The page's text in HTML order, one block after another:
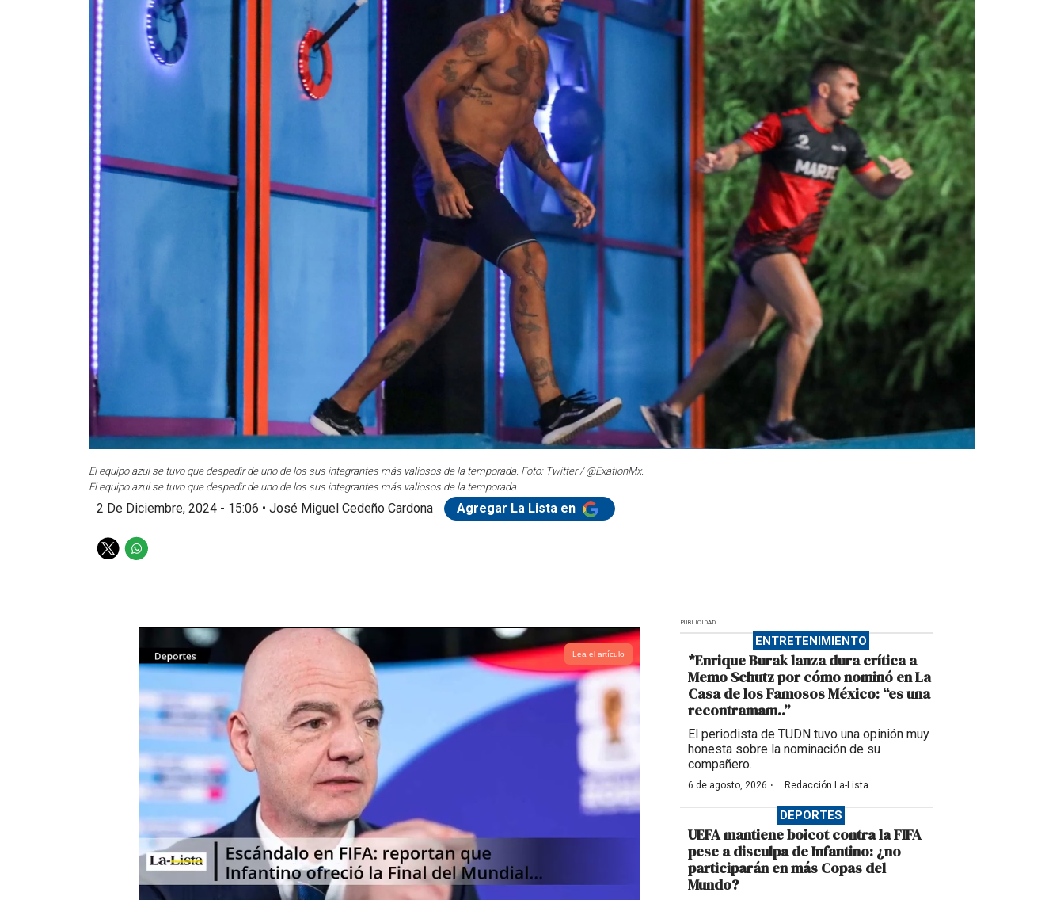
El equipo azul se tuvo que despedir de uno de los sus integrantes más valiosos de la temporada. Foto: Twitter / @ExatlonMx.
El equipo azul se tuvo que despedir de uno de los sus integrantes más valiosos de la temporada.
2 De Diciembre, 2024 - 15:06 • José Miguel Cedeño Cardona Agregar La Lista en
T
W
p
Lea el artículo
PUBLICIDAD
ENTRETENIMIENTO
*Enrique Burak lanza dura crítica a
Memo Schutz por cómo nominó en La
Casa de los Famosos México: “es una
recontramam..”
El periodista de TUDN tuvo una opinión muy
honesta sobre la nominación de su
compañero.
6 de agosto, 2026 · Redacción La-Lista
DEPORTES
UEFA mantiene boicot contra la FIFA
pese a disculpa de Infantino: ¿no
participarán en más Copas del
Mundo?